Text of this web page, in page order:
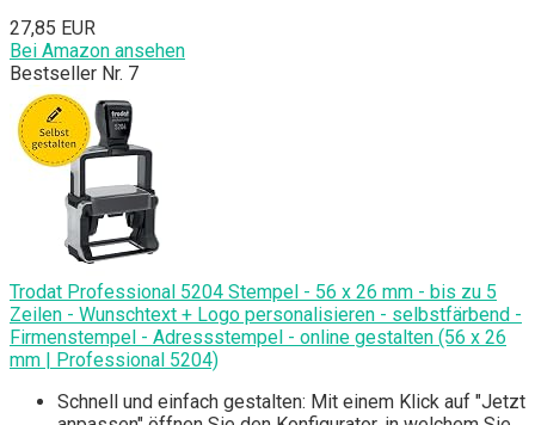
27,85 EUR
Bei Amazon ansehen
Bestseller Nr. 7
Trodat Professional 5204 Stempel - 56 x 26 mm - bis zu 5
Zeilen - Wunschtext + Logo personalisieren - selbstfärbend -
Firmenstempel - Adressstempel - online gestalten (56 x 26
mm | Professional 5204)
Schnell und einfach gestalten: Mit einem Klick auf "Jetzt